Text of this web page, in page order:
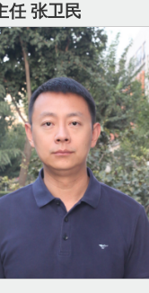
任 张卫民